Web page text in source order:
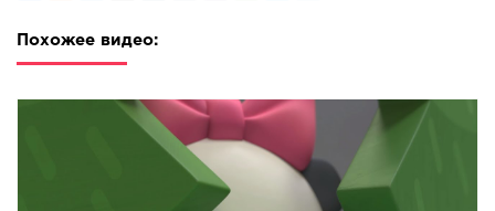
Похожее видео: